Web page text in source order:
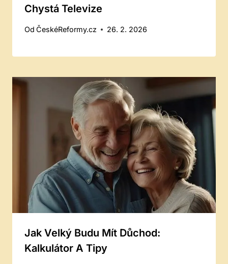
Chystá Televize
Od ČeskéReformy.cz 26. 2. 2026
Jak Velký Budu Mít Důchod:
Kalkulátor A Tipy